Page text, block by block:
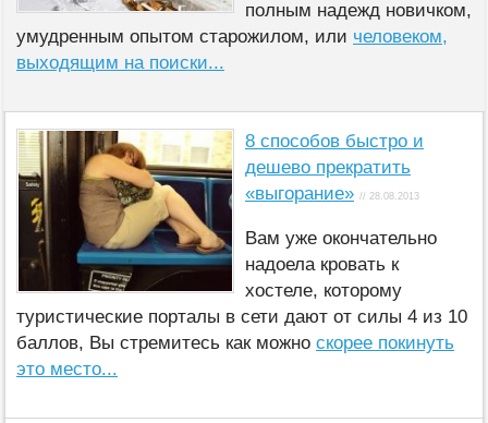
полным надежд новичком,
умудренным опытом старожилом, или человеком,
выходящим на поиски...
8 способов быстро и
дешево прекратить
«выгорание» // 28.08.2013
Вам уже окончательно
надоела кровать к
хостеле, которому
туристические порталы в сети дают от силы 4 из 10
баллов, Вы стремитесь как можно скорее покинуть
это место...